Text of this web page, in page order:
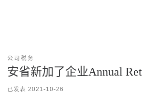
公司税务
安省新加了企业Annual
已发表 2021-10-26